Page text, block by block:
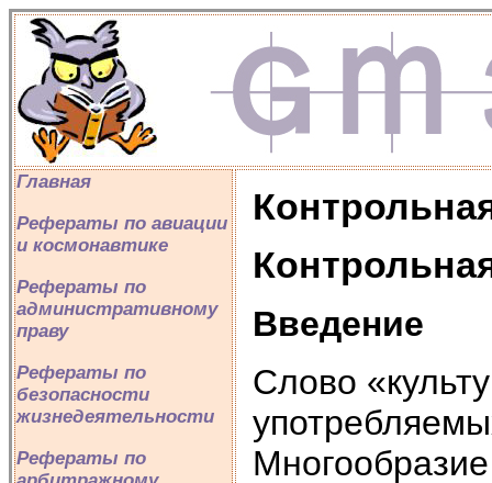
Главная
Рефераты по авиации
и космонавтике
Рефераты по
административному
праву
Рефераты по
безопасности
жизнедеятельности
Рефераты по
Введение
Слово